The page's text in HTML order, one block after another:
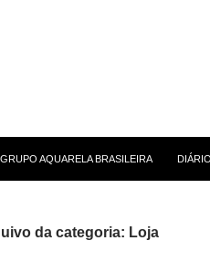
GRUPO AQUARELA BRASILEIRA
DIÁRIO
da categoria: Loja